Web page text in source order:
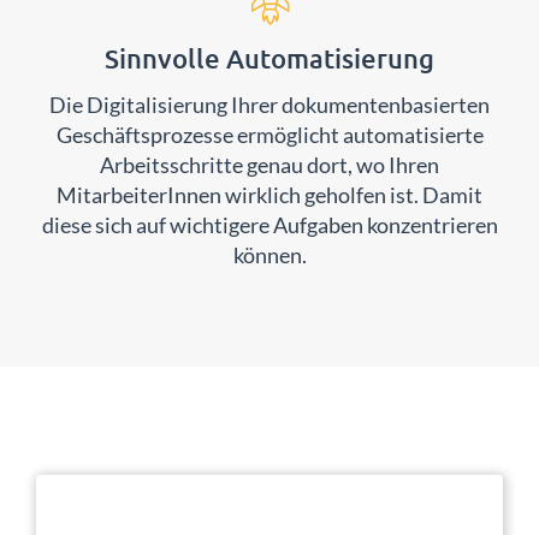
Sinnvolle Automatisierung
Die Digitalisierung Ihrer dokumentenbasierten
Geschäftsprozesse ermöglicht automatisierte
Arbeitsschritte genau dort, wo Ihren
MitarbeiterInnen wirklich geholfen ist. Damit
diese sich auf wichtigere Aufgaben konzentrieren
können.